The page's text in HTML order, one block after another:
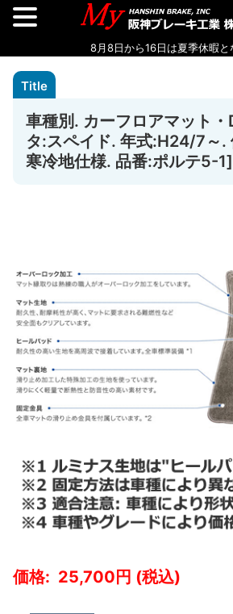
車種別. カーフロアマット・
タ:スペイド. 年式:H24/7～.
寒冷地仕様. 品番:ポルテ5-1]
25,700